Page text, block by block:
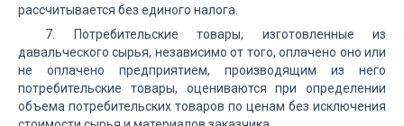
рассчитывается без единого налога.
7. Потребительские товары, изготовленные из
давальческого сырья, независимо от того, оплачено оно или
не оплачено предприятием, производящим из него
потребительские товары, оцениваются при определении
объема потребительских товаров по ценам без исключения